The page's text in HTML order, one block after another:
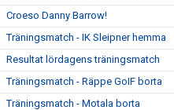
Croeso Danny Barrow!
Träningsmatch - IK Sleipner hemma
Resultat lördagens träningsmatch
Träningsmatch - Räppe GoIF borta
Träningsmatch - Motala borta